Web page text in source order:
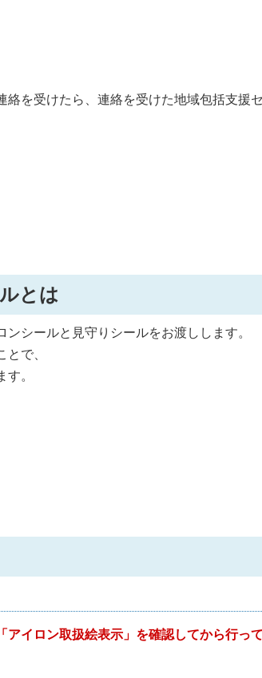
受けたら、連絡を受けた地域包括支援
とは
シールと見守りシールをお渡しします。
とで、
。
アイロン取扱絵表示」を確認してから行っ